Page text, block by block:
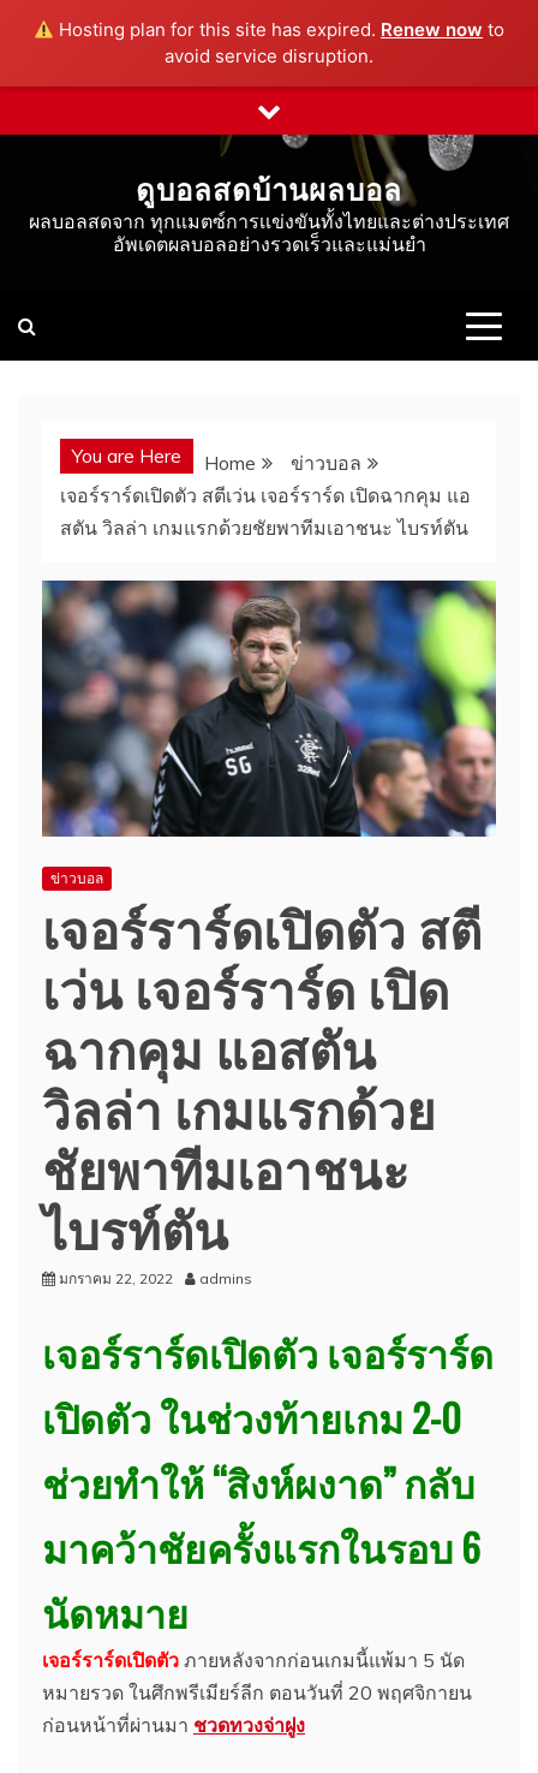
Hosting plan for this site has expired. Renew now to
avoid service disruption.
to
ดูบอลสดบ้านผลบอล
ผลบอลสดจาก ทุกแมตซ์การเเข่งขันทั้งไทยและต่างประเทศ
อัพเดตผลบอลอย่างรวดเร็วและแม่นยำ
You are Here Home
ข่าวบอล
เจอร์ราร์ดเปิดตัว สตีเว่น เจอร์ราร์ด เปิดฉากคุม แอ
สตัน วิลล่า เกมแรกด้วยชัยพาทีมเอาชนะ ไบรท์ตัน
ข่าวบอล
เจอร์ราร์ดเปิดตัว สตี
เว่น เจอร์ราร์ด เปิด
ฉากคุม แอสตัน
วิลล่า เกมแรกด้วย
ชัยพาทีมเอาชนะ
ไบรท์ตัน
มกราคม 22, 2022 admins
เจอร์ราร์ดเปิดตัว เจอร์ราร์ด
เปิดตัว ในช่วงท้ายเกม 2-0
ช่วยทำให้ “สิงห์ผงาด” กลับ
มาคว้าชัยครั้งแรกในรอบ 6
นัดหมาย
เจอร์ราร์ดเปิดตัว ภายหลังจากก่อนเกมนี้แพ้มา 5 นัด
หมายรวด ในศึกพรีเมียร์ลีก ตอนวันที่ 20 พฤศจิกายน
ก่อนหน้าที่ผ่านมา ชวดทวงจ่าฝูง